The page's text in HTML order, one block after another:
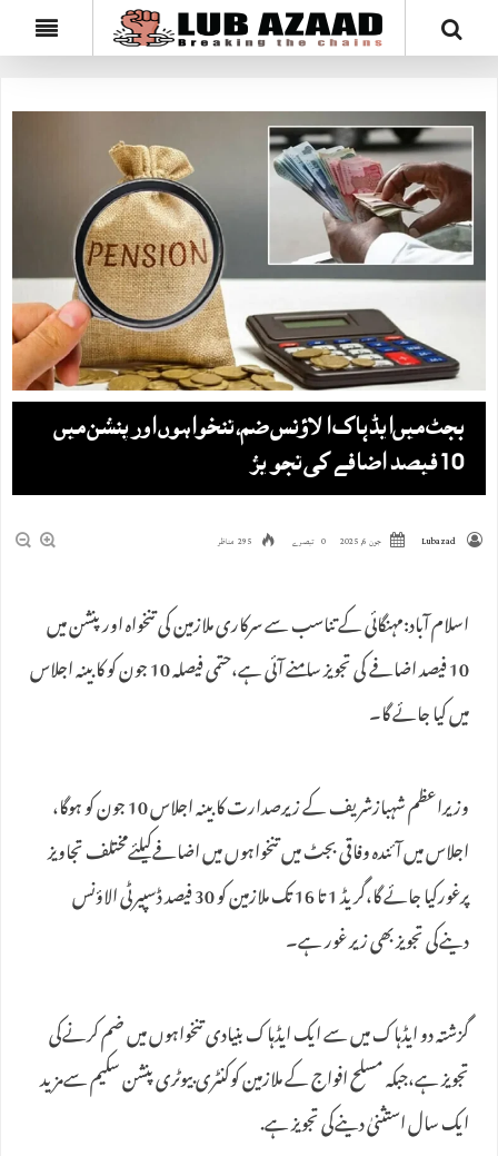
بجٹ میں‌ایڈہاک الاؤنس ضم، تنخواہوں اورپنشن میں
10 فیصد اضافے کی تجویز
Lubazad جون 6, 2025 0 تبصرے 295 مناظر
اسلام آباد:مہنگائی کے تناسب سے سرکاری ملازمین کی تنخواہ اور پنشن میں
10 فیصد اضافے کی تجویز سامنے آئی ہے،حتمی فیصلہ 10 جون کو کابینہ اجلاس
میں کیا جائے گا۔
وزیراعظم شہبازشریف کے زیرصدارت کابینہ اجلاس 10 جون کو ہوگا،
اجلاس میں آئندہ وفاقی بجٹ میں تنخواہوں میں اضافےکیلئےمختلف تجاویز
پرغورکیا جائے گا،گریڈ 1 تا 16 تک ملازمین کو 30 فیصد ڈسپیرٹی الاؤنس
دینےکی تجویز بھی زیر غور ہے۔
گزشتہ دو ایڈہاک میں سے ایک ایڈہاک بنیادی تنخواہوں میں ضم کرنےکی
تجویز ہے،جبکہ مسلح افواج کے ملازمین کوکنٹری بیوٹری پنشن سکیم سےمزید
ایک سال استثنیٰ دینےکی تجویز ہے.